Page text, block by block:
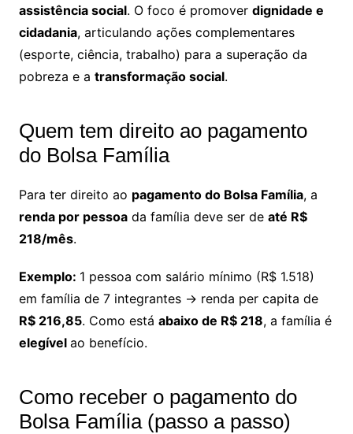
assistência social. O foco é promover dignidade e
cidadania, articulando ações complementares
(esporte, ciência, trabalho) para a superação da
pobreza e a transformação social.
Quem tem direito ao pagamento
do Bolsa Família
Para ter direito ao pagamento do Bolsa Família, a
renda por pessoada família deve ser de até R$
218/mês.
Exemplo: 1 pessoa com salário mínimo (R$ 1.518)
em família de 7 integrantes → renda per capita de
R$ 216,85. Como está abaixo de R$ 218, a família é
elegível ao benefício.
Como receber o pagamento do
Bolsa Família (passo a passo)